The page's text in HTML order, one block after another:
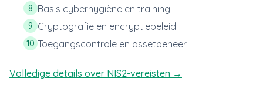
8 Basis cyberhygiëne en training
9 Cryptografie en encryptiebeleid
10 Toegangscontrole en assetbeheer
Volledige details over NIS2-vereisten →